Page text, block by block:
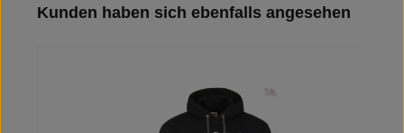
Produktgalerie überspringen
Kunden haben sich ebenfalls angesehen